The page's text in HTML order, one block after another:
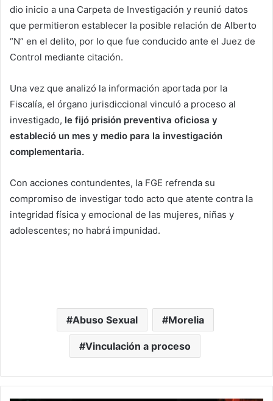
dio inicio a una Carpeta de Investigación y reunió datos
que permitieron establecer la posible relación de Alberto
“N” en el delito, por lo que fue conducido ante el Juez de
Control mediante citación.
Una vez que analizó la información aportada por la
Fiscalía, el órgano jurisdiccional vinculó a proceso al
investigado, le fijó prisión preventiva oficiosa y
estableció un mes y medio para la investigación
complementaria.
Con acciones contundentes, la FGE refrenda su
compromiso de investigar todo acto que atente contra la
integridad física y emocional de las mujeres, niñas y
adolescentes; no habrá impunidad.
Abuso Sexual Morelia
Vinculación a proceso